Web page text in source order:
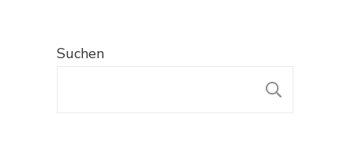
Suchen